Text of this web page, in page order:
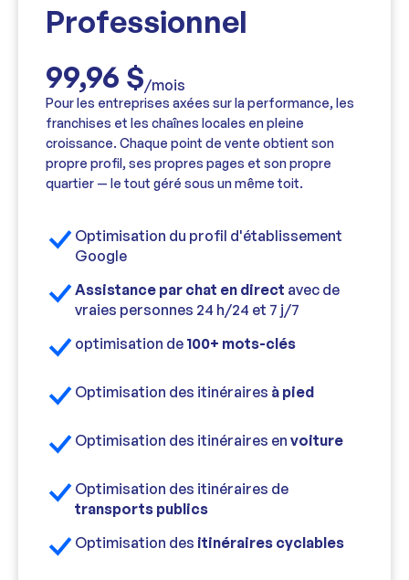
Professionnel
99,96 $/mois
Pour les entreprises axées sur la performance, les
franchises et les chaînes locales en pleine
croissance. Chaque point de vente obtient son
propre profil, ses propres pages et son propre
quartier — le tout géré sous un même toit.
Optimisation du profil d'établissement
Google
Assistance par chat en direct avec de
vraies personnes 24 h/24 et 7 j/7
optimisation de 100+ mots-clés
Optimisation des itinéraires à pied
Optimisation des itinéraires en voiture
Optimisation des itinéraires de
transports publics
Optimisation des itinéraires cyclables